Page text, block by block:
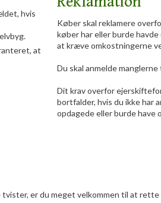
hvis
at
Køber skal reklamere
køber har eller burde
at kræve omkostningerne
Du skal anmelde
Dit krav overfor
bortfalder, hvis du ikke har
opdagede eller burde have
er du meget velkommen til at